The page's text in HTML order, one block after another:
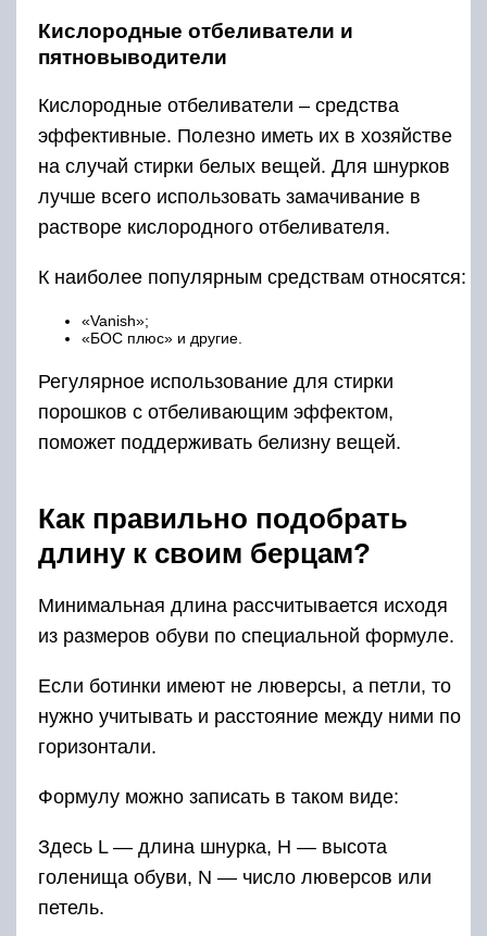
нужно учитывать и расстояние между ними по
горизонтали.
Формулу можно записать в таком виде:
Здесь L — длина шнурка, H — высота
голенища обуви, N — число люверсов или
петель.
Если же считать не хочется, то есть
между числом отверстий и длиной:
12—16 люверсов — до 100 см;
16—20 люверсов — примерно 125 см;
20—24 люверса — не менее 180 см;
больше 24 люверсов — 220 см и более.
выбирать вариант подлиннее.